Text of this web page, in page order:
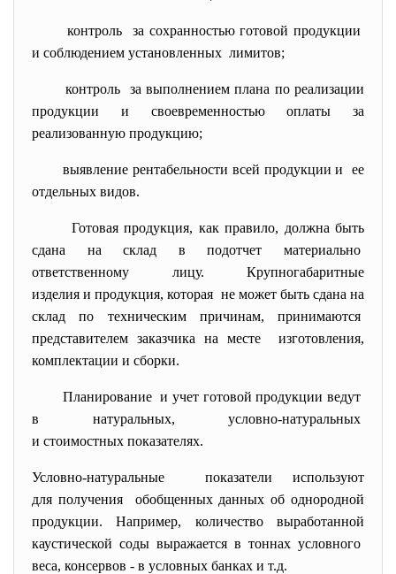
контроль за сохранностью готовой продукции
и соблюдением установленных лимитов;
контроль за выполнением плана по реализации
продукции и своевременностью оплаты за
реализованную продукцию;
выявление рентабельности всей продукции и ее
отдельных видов.
Готовая продукция, как правило, должна быть
сдана на склад в подотчет материально
ответственному лицу. Крупногабаритные
изделия и продукция, которая не может быть сдана на
склад по техническим причинам, принимаются
представителем заказчика на месте изготовления,
комплектации и сборки.
Планирование и учет готовой продукции ведут
в натуральных, условно-натуральных
и стоимостных показателях.
Условно-натуральные показатели используют
для получения обобщенных данных об однородной
продукции. Например, количество выработанной
каустической соды выражается в тоннах условного
веса, консервов - в условных банках и т.д.